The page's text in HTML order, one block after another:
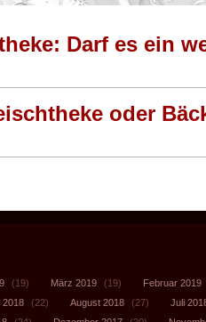
Darf es ein
oder
(19) März 2019 (19) Februar 2019
2018 (22) August 2018 (27)
Juli